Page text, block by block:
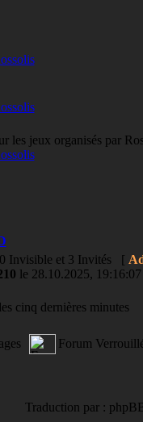
les jeux organisés par
0 Invisible et 3 Invités [
le 28.10.2025, 19:16:07
cinq dernières minutes
Forum
Traduction par :